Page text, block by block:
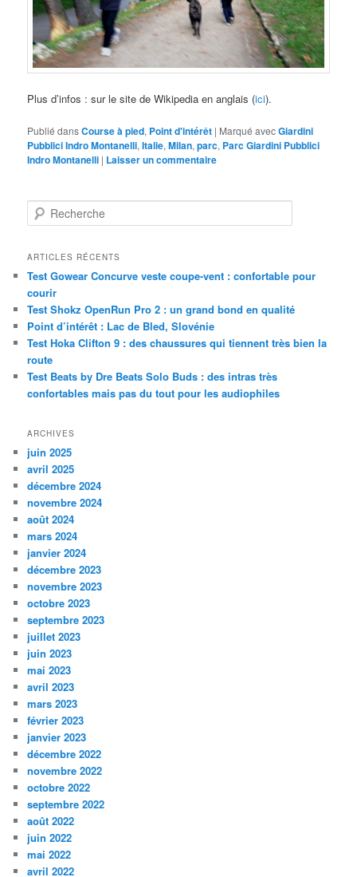
Plus d’infos : sur le site de Wikipedia en anglais (ici).
Publié dansCourse à pied, Point d'intérêt | Marqué avecGiardini
Pubblici Indro Montanelli,Italie,Milan,parc, Parc Giardini Pubblici
Indro Montanelli | Laisser un commentaire
e
h
r
c
h
e
ARTICLES RÉCENTS
Test Gowear Concurve veste coupe-vent : confortable pour
courir
Test Shokz OpenRun Pro 2 : un grand bond en qualité
Point d’intérêt : Lac de Bled, Slovénie
Test Hoka Clifton 9 : des chaussures qui tiennent très bien la
route
Test Beats by Dre Beats Solo Buds : des intras très
confortables mais pas du tout pour les audiophiles
ARCHIVES
juin 2025
avril 2025
décembre 2024
novembre 2024
août 2024
mars 2024
janvier 2024
décembre 2023
novembre 2023
octobre 2023
septembre 2023
juillet 2023
juin 2023
mai 2023
avril 2023
mars 2023
février 2023
janvier 2023
décembre 2022
novembre 2022
octobre 2022
septembre 2022
août 2022
juin 2022
mai 2022
avril 2022